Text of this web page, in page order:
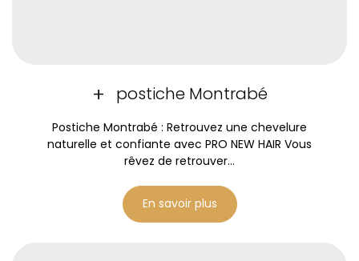
postiche Montrabé
Postiche Montrabé : Retrouvez une chevelure
naturelle et confiante avec PRO NEW HAIR Vous
rêvez de retrouver...
En savoir plus